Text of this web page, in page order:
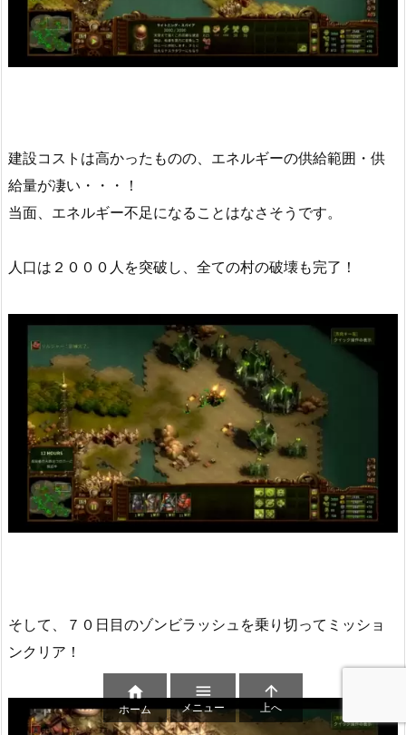
建設コストは高かったものの、エネルギーの供給範囲・供
給量が凄い・・・！
当面、エネルギー不足になることはなさそうです。
人口は２０００人を突破し、全ての村の破壊も完了！
そして、７０日目のゾンビラッシュを乗り切ってミッショ
ンクリア！

ホーム

メニュー

上へ